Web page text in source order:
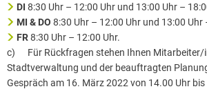
DI 8:30 Uhr – 12:00 Uhr und 13:00 Uhr –
MI & DO 8:30 Uhr – 12:00 Uhr und 13:00 Uhr
FR8:30 Uhr – 12:00 Uhr.
c) Für Rückfragen stehen Ihnen Mitarbeiter/
Stadtverwaltung und der beauftragten
Gespräch am 16. März 2022 von 14.00 Uhr